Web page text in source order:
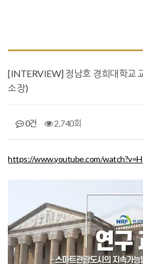
[INTERVIEW] 정남호 경희대학교
소장)
0건 2,740회
본문
https://www.youtube.com/